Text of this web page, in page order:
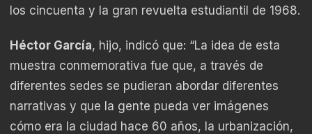
los cincuenta y la gran revuelta estudiantil de 1968.
Héctor García, hijo, indicó que: “La idea de esta
muestra conmemorativa fue que, a través de
diferentes sedes se pudieran abordar diferentes
narrativas y que la gente pueda ver imágenes
cómo era la ciudad hace 60 años, la urbanización,